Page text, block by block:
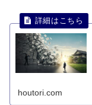
houtori.com